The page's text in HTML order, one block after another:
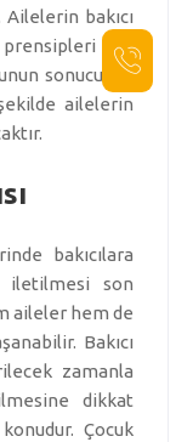
bakıcı
ve
sonucunda
ailelerin
bakıcılara
iletilmesi son
aileler hem de
Bakıcı
zamanla
dikkat
Çocuk